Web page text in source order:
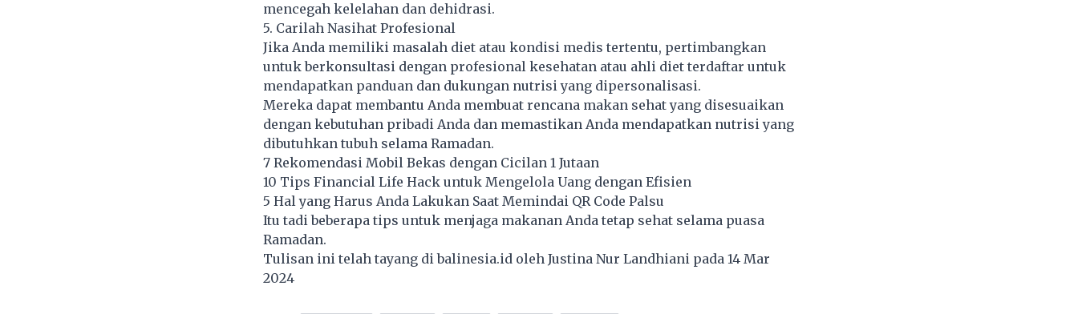
mencegah kelelahan dan dehidrasi.
5. Carilah Nasihat Profesional
Jika Anda memiliki masalah diet atau kondisi medis tertentu, pertimbangkan
untuk berkonsultasi dengan profesional kesehatan atau ahli diet terdaftar untuk
mendapatkan panduan dan dukungan nutrisi yang dipersonalisasi.
Mereka dapat membantu Anda membuat rencana makan sehat yang disesuaikan
dengan kebutuhan pribadi Anda dan memastikan Anda mendapatkan nutrisi yang
dibutuhkan tubuh selama Ramadan.
7 Rekomendasi Mobil Bekas dengan Cicilan 1 Jutaan
10 Tips Financial Life Hack untuk Mengelola Uang dengan Efisien
5 Hal yang Harus Anda Lakukan Saat Memindai QR Code Palsu
Itu tadi beberapa tips untuk menjaga makanan Anda tetap sehat selama puasa
Ramadan.
Tulisan ini telah tayang dibalinesia.idoleh Justina Nur Landhiani pada 14 Mar
2024